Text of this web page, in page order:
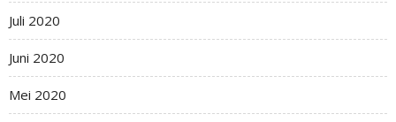
Juli 2020
Juni 2020
Mei 2020